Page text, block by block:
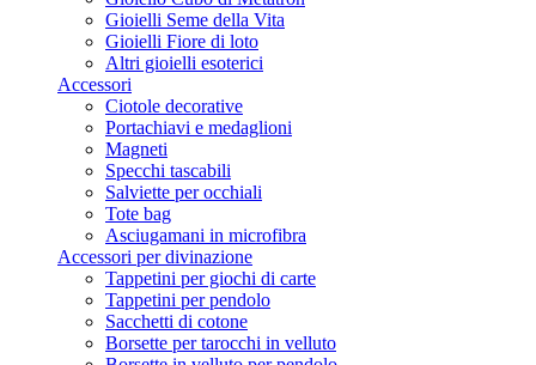
Gioielli Seme della Vita
Gioielli Fiore di loto
Altri gioielli esoterici
Accessori
Ciotole decorative
Portachiavi e medaglioni
Magneti
Specchi tascabili
Salviette per occhiali
Tote bag
Asciugamani in microfibra
Accessori per divinazione
Tappetini per giochi di carte
Tappetini per pendolo
Sacchetti di cotone
Borsette per tarocchi in velluto